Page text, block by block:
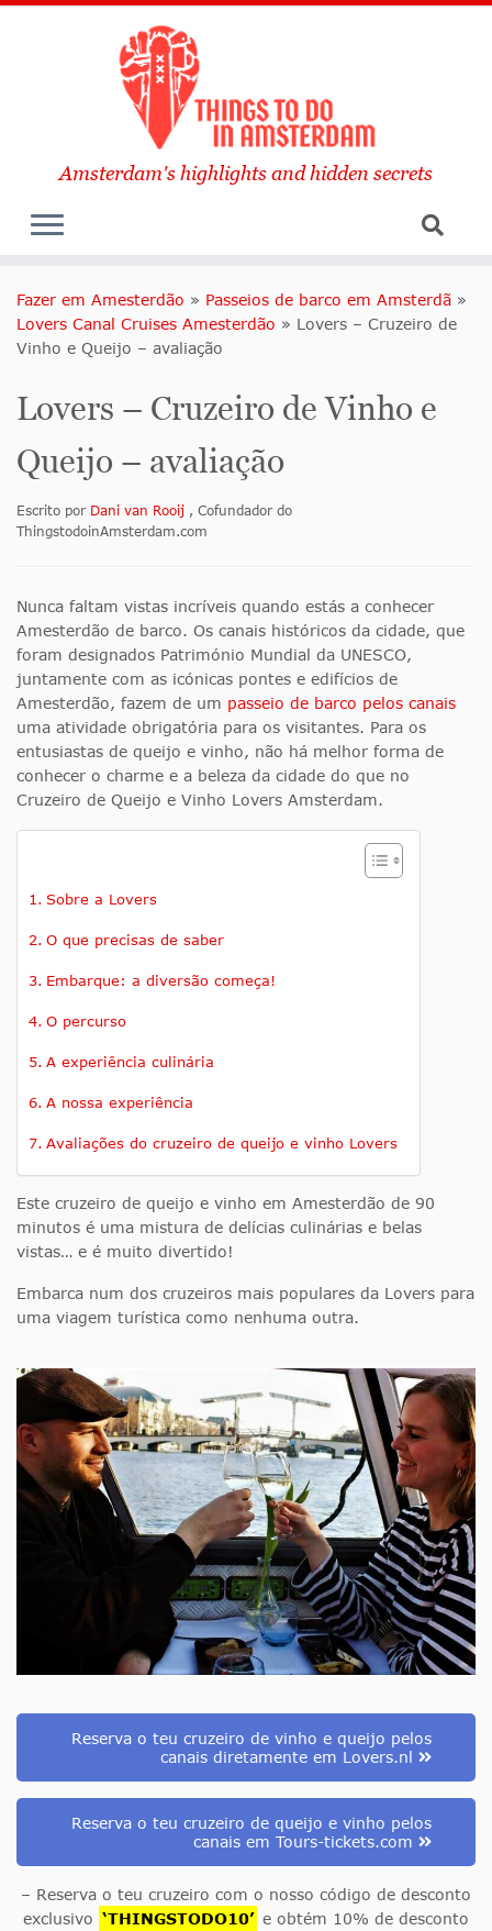
Amsterdam's highlights and hidden secrets
Fazer em Amesterdão » Passeios de barco em Amsterdã »
Lovers Canal Cruises Amesterdão » Lovers – Cruzeiro de
Vinho e Queijo – avaliação
Lovers – Cruzeiro de Vinho e
Queijo – avaliação
Escrito por Dani van Rooij , Cofundador do
ThingstodoinAmsterdam.com
Nunca faltam vistas incríveis quando estás a conhecer
Amesterdão de barco. Os canais históricos da cidade, que
foram designados Património Mundial da UNESCO,
juntamente com as icónicas pontes e edifícios de
Amesterdão, fazem de um passeio de barco pelos canais
uma atividade obrigatória para os visitantes. Para os
entusiastas de queijo e vinho, não há melhor forma de
conhecer o charme e a beleza da cidade do que no
Cruzeiro de Queijo e Vinho Lovers Amsterdam.
Sobre a Lovers
O que precisas de saber
Embarque: a diversão começa!
O percurso
A experiência culinária
A nossa experiência
Avaliações do cruzeiro de queijo e vinho Lovers
Este cruzeiro de queijo e vinho em Amesterdão de 90
minutos é uma mistura de delícias culinárias e belas
vistas… e é muito divertido!
Embarca num dos cruzeiros mais populares da Lovers para
uma viagem turística como nenhuma outra.
Reserva o teu cruzeiro de vinho e queijo pelos
canais diretamente em Lovers.nl
Reserva o teu cruzeiro de queijo e vinho pelos
canais em Tours-tickets.com
– Reserva o teu cruzeiro com o nosso código de desconto
exclusivo ‘THINGSTODO10’ e obtém 10% de desconto